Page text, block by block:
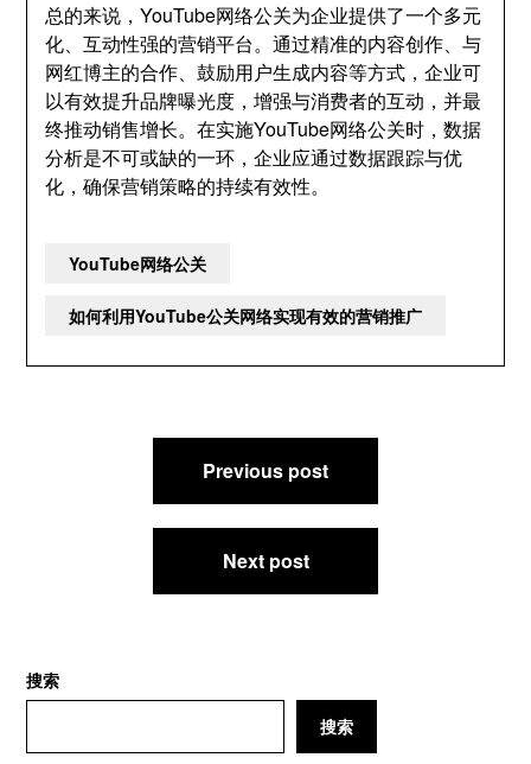
总的来说，YouTube网络公关为企业提供了一个多元
化、互动性强的营销平台。通过精准的内容创作、与
网红博主的合作、鼓励用户生成内容等方式，企业可
以有效提升品牌曝光度，增强与消费者的互动，并最
终推动销售增长。在实施YouTube网络公关时，数据
分析是不可或缺的一环，企业应通过数据跟踪与优
化，确保营销策略的持续有效性。
YouTube网络公关
如何利用YouTube公关网络实现有效的营销推广
Previous post
Next post
搜索
搜索